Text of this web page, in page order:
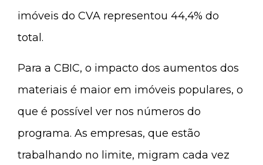
imóveis do CVA representou 44,4% do
total.
Para a CBIC, o impacto dos aumentos dos
materiais é maior em imóveis populares, o
que é possível ver nos números do
programa. As empresas, que estão
trabalhando no limite, migram cada vez